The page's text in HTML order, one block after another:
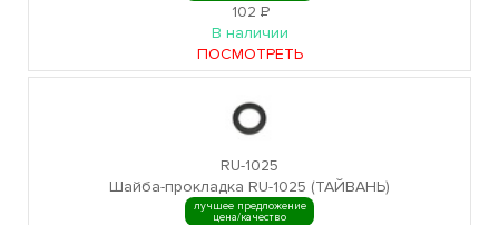
102Р
В наличии
ПОСМОТРЕТЬ
RU-1025
Шайба-прокладка RU-1025 (ТАЙВАНЬ)
лучшее предложение
цена/качество